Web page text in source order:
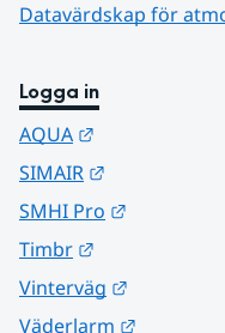
Datavärdskap för
Logga in
AQUA
SIMAIR
SMHI Pro
Timbr
Vinterväg
Väderlarm